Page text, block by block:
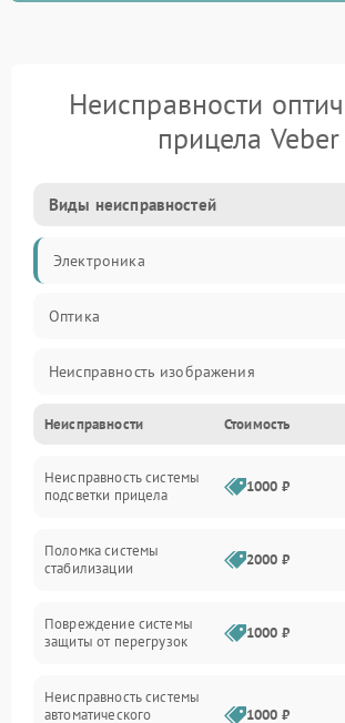
Неисправности
прицела Veber
Виды неисправностей
Электроника
Оптика
Неисправность изображения
Механические повреждения
Неисправность фокусировки и оптики
Электропитание
Механика
Неисправности Стоимость
Неисправность системы
подсветки прицела
1000 ₽
Поломка системы
стабилизации
2000 ₽
Повреждение системы
защиты от перегрузок
1000 ₽
Неисправность системы
автоматического
1000 ₽